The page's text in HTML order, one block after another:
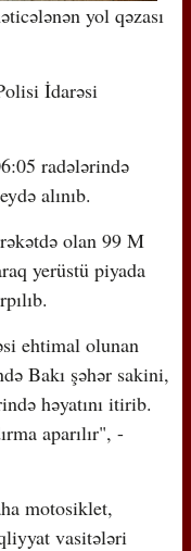
yol qəzası
İdarəsi
radələrində
alınıb.
olan 99 M
yerüstü piyada
ehtimal olunan
Bakı şəhər sakini,
həyatını itirib.
aparılır", -
motosiklet,
vasitələri